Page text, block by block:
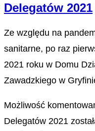
Delegatów 2021
Ze względu na
sanitarne, po raz
2021 roku w Domu
Zawadzkiego w
Możliwość
Delegatów 2021